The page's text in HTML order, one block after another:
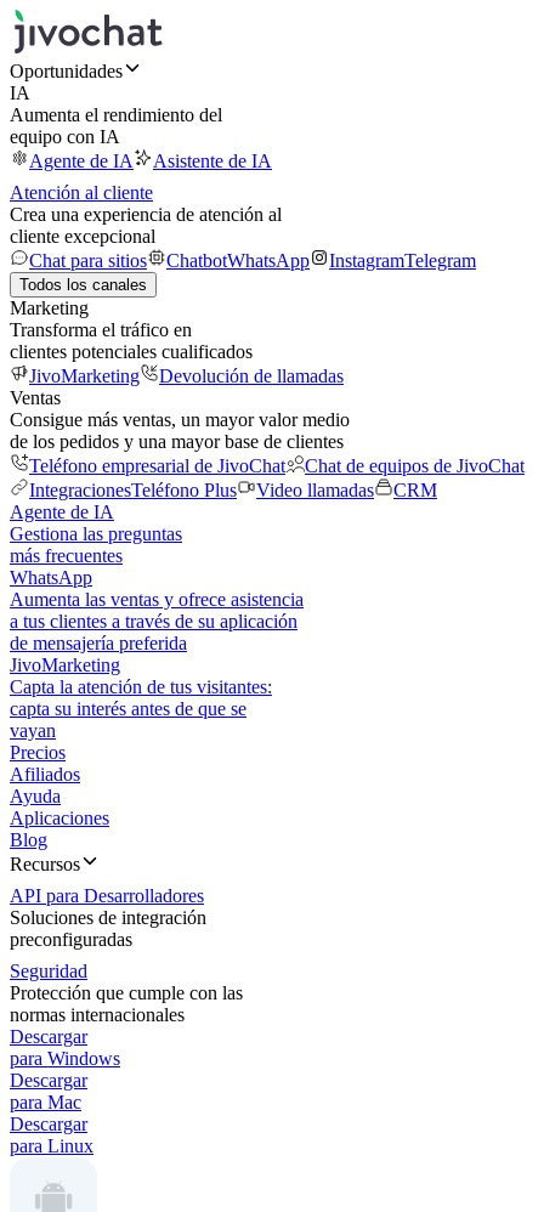
Oportunidades
IA
Aumenta el rendimiento del
equipo con IA
Agente de IA
Asistente de IA
Atención al cliente
Crea una experiencia de atención al
cliente excepcional
Chat para sitios
ChatbotWhatsApp InstagramTelegram
Todos los canales
Marketing
Transforma el tráfico en
clientes potenciales cualificados
JivoMarketing
Devolución de llamadas
Ventas
Consigue más ventas, un mayor valor medio
de los pedidos y una mayor base de clientes
Teléfono empresarial de JivoChat
Chat de equipos de JivoChat
IntegracionesTeléfono Plus Video llamadas
CRM
Agente de IA
Gestiona las preguntas
más frecuentes
WhatsApp
Aumenta las ventas y ofrece asistencia
a tus clientes a través de su aplicación
de mensajería preferida
JivoMarketing
Capta la atención de tus visitantes:
capta su interés antes de que se
vayan
Precios
Afiliados
Ayuda
Aplicaciones
Blog
Recursos
API para Desarrolladores
Soluciones de integración
preconfiguradas
Seguridad
Protección que cumple con las
normas internacionales
Descargar
para Windows
Descargar
para Mac
Descargar
para Linux